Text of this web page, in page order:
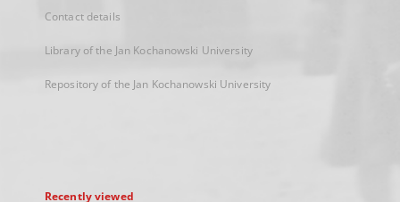
Contact details
Library of the Jan Kochanowski University
Repository of the Jan Kochanowski University
Recently viewed